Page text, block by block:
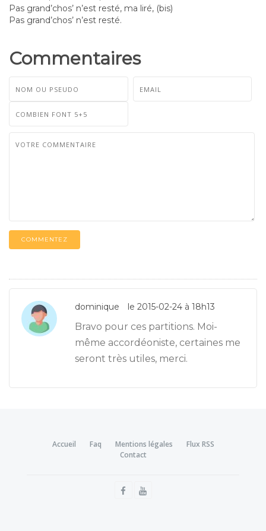
Pas grand’chos’ n’est resté, ma liré, (bis)
Pas grand’chos’ n’est resté.
Commentaires
COMMENTEZ
dominique le 2015-02-24 à 18h13
Bravo pour ces partitions. Moi-
même accordéoniste, certaines me
seront très utiles, merci.
Accueil Faq Mentions légales
Flux RSS
Contact